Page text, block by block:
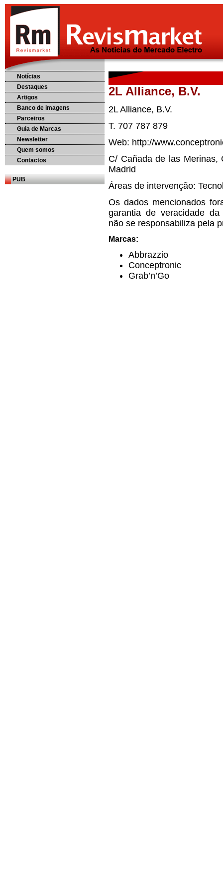
Notícias
Destaques
Artigos
Banco de imagens
Parceiros
Guia de Marcas
Newsletter
Quem somos
Contactos
PUB
2L Alliance, B.V.
2L Alliance, B.V.
T. 707 787 879
Web: http://
C/ Cañada de las Merinas,
Madrid
Áreas de intervenção:
Os dados mencionados
garantia de veracidade da
não se responsabiliza pela
Marcas:
Abbrazzio
Conceptronic
Grab’n’Go